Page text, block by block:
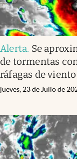
Alerta. Se
de tormentas
ráfagas de viento
jueves, 23 de Julio de